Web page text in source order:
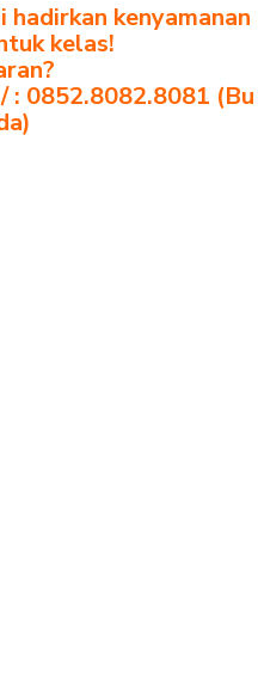
kenyamanan
kelas!
: 0852.8082.8081 (Bu